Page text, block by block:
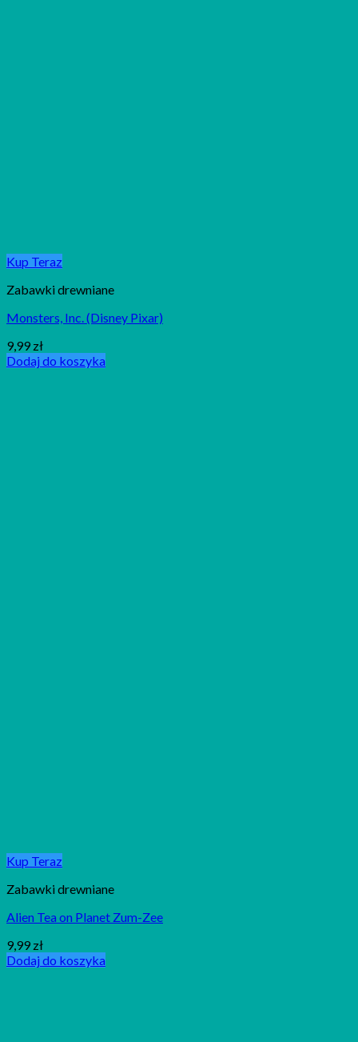
Kup Teraz
Zabawki drewniane
Monsters, Inc. (Disney Pixar)
9,99 zł
Dodaj do koszyka
Kup Teraz
Zabawki drewniane
Alien Tea on Planet Zum-Zee
9,99 zł
Dodaj do koszyka